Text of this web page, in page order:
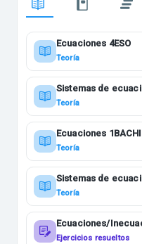
Ecuaciones 4ESO
Teoría
Sistemas de
Teoría
Ecuaciones 1BACHI
Teoría
Sistemas de
Teoría
Ecuaciones/
CCSS
Ejercicios resueltos